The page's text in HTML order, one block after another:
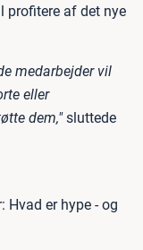
profitere af det nye
medarbejder vil
eller
dem,"sluttede
Hvad er hype - og